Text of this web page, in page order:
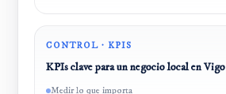
CONTROL · KPIS
KPIs clave para un negocio local en Vigo
Medir lo que importa